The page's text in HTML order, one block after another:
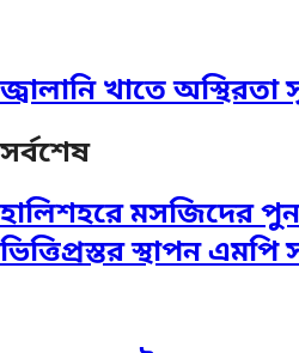
জ্বালানি খাতে অস্থিরতা
সর্বশেষ
হালিশহরে মসজিদের
ভিত্তিপ্রস্তর স্থাপন